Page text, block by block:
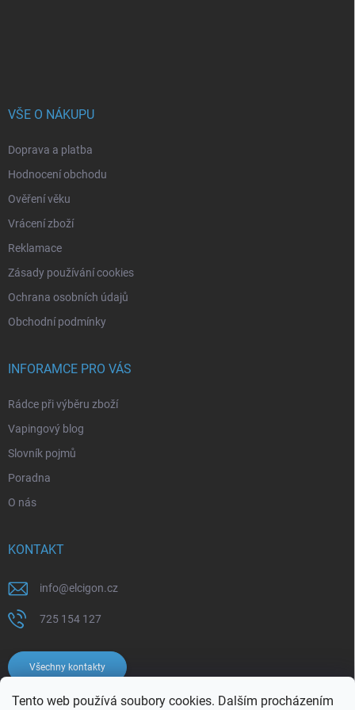
Tento web používá soubory cookies. Dalším procházením
VŠE O NÁKUPU
Doprava a platba
Hodnocení obchodu
Ověření věku
Vrácení zboží
Reklamace
Zásady používání cookies
Ochrana osobních údajů
Obchodní podmínky
INFORAMCE PRO VÁS
Rádce při výběru zboží
Vapingový blog
Slovník pojmů
Poradna
O nás
KONTAKT
info@elcigon.cz
725 154 127
Všechny kontakty